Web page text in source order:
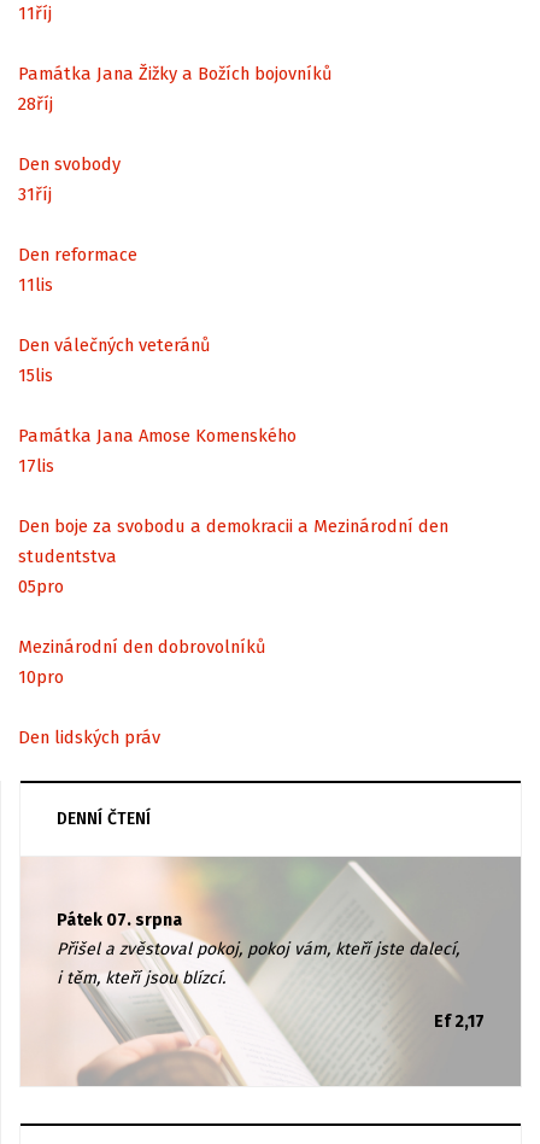
11říj
Památka Jana Žižky a Božích bojovníků
28říj
Den svobody
31říj
Den reformace
11lis
Den válečných veteránů
15lis
Památka Jana Amose Komenského
17lis
Den boje za svobodu a demokracii a Mezinárodní den
studentstva
05pro
Mezinárodní den dobrovolníků
10pro
Den lidských práv
DENNÍ ČTENÍ
Pátek 07. srpna
Přišel a zvěstoval pokoj, pokoj vám, kteří jste dalecí,
i těm, kteří jsou blízcí.
Ef 2,17